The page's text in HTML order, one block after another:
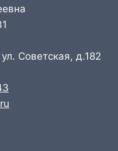
Советская, д.182